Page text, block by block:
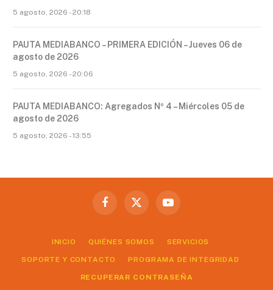
5 agosto, 2026 - 20:18
PAUTA MEDIABANCO – PRIMERA EDICIÓN – Jueves 06 de
agosto de 2026
5 agosto, 2026 - 20:06
PAUTA MEDIABANCO: Agregados Nº 4 – Miércoles 05 de
agosto de 2026
5 agosto, 2026 - 13:55
Facebook
X
YouTube
INICIO QUIÉNES SOMOS SERVICIOS
SOPORTE Y CONTACTO PROGRAMA DE INTEGRIDAD
RECUPERAR CONTRASEÑA